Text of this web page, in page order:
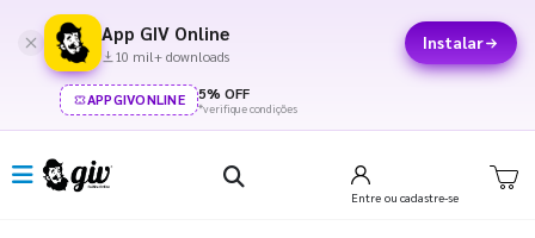
App GIV Online
10 mil+ downloads
Instalar
APPGIVONLINE 5% OFF
*verifique condições
Entre ou cadastre-se